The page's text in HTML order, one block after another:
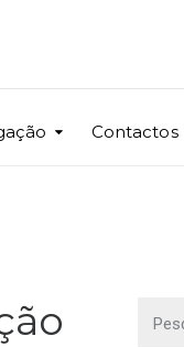
Contactos